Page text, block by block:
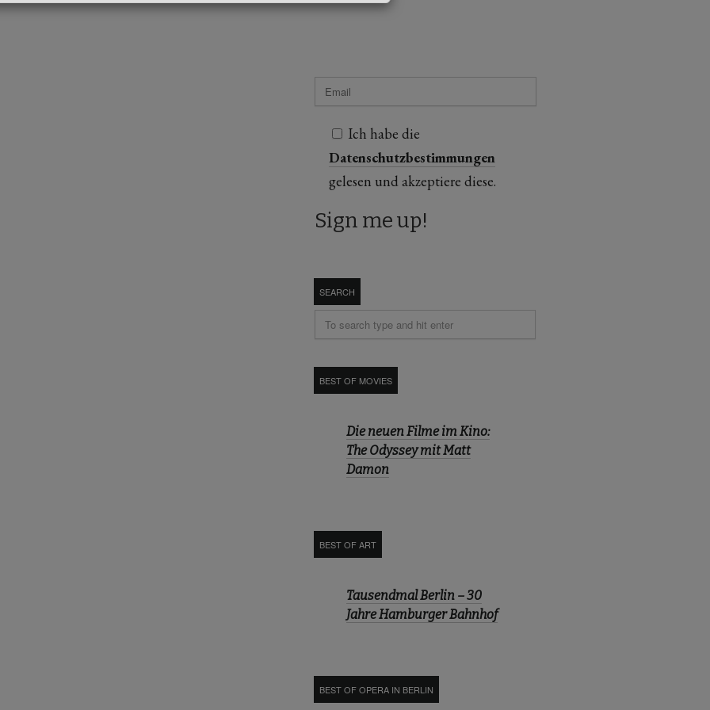
Ich habe die
Datenschutzbestimmungen
gelesen und akzeptiere diese.
SEARCH
BEST OF MOVIES
Die neuen Filme im Kino:
The Odyssey mit Matt
Damon
BEST OF ART
Tausendmal Berlin – 30
Jahre Hamburger Bahnhof
BEST OF OPERA IN BERLIN